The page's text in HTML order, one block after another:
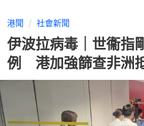
港聞 社會新聞
伊波拉病毒｜世衞指
例 港加強篩查非洲